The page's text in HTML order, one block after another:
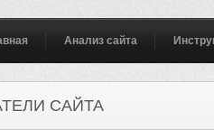
Анализ сайта
САЙТА